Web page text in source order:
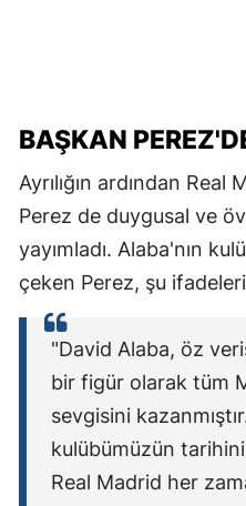
BAŞKAN
Ayrılığın ardından
Perez de duygusal ve
yayımladı. Alaba'nın
çeken Perez, şu
"David Alaba, öz
bir figür olarak tüm
sevgisini
kulübümüzün
Real Madrid her